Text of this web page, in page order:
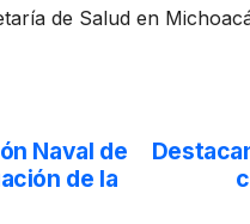
de Salud en
Naval de
de la